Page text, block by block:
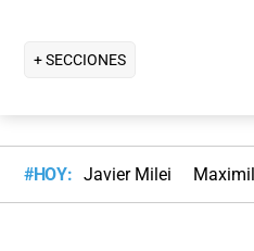
+ SECCIONES
#HOY: Javier Milei